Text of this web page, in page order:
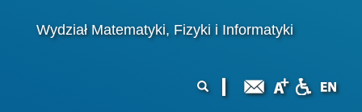
Wydział Matematyki, Fizyki i Informatyki